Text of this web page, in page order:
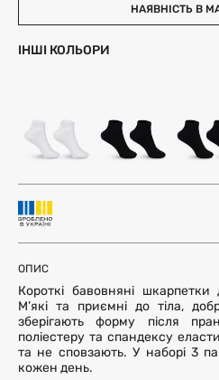
НАЯВНІСТЬ В
ІНШІ КОЛЬОРИ
ОПИС
Короткі бавовняні
М’які та приємні до тіла,
зберігають форму після
поліестеру та спандексу
та не сповзають. У наборі 3
кожен день.